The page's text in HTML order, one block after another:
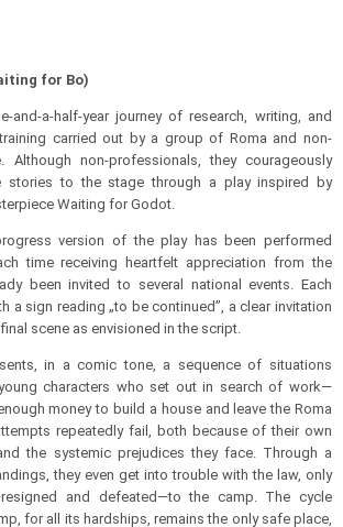
for Bo)
a-half-year journey of research, writing, and
carried out by a group of Roma and non-
Although non-professionals, they courageously
stories to the stage through a play inspired by
Waiting for Godot.
version of the play has been performed
time receiving heartfelt appreciation from the
been invited to several national events. Each
a sign reading „to be continued”, a clear invitation
scene as envisioned in the script.
in a comic tone, a sequence of situations
characters who set out in search of work—
money to build a house and leave the Roma
repeatedly fail, both because of their own
the systemic prejudices they face. Through a
they even get into trouble with the law, only
and defeated—to the camp. The cycle
for all its hardships, remains the only safe place,